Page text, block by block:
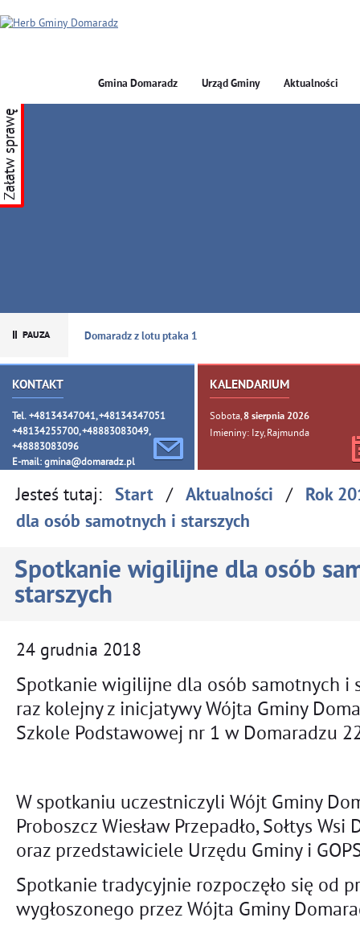
GMINA DOMARADZ
Gmina Domaradz Urząd Gminy Aktualności
Domaradz z lotu ptaka 1
KONTAKT
Tel. +48134347041, +48134347051
+48134255700, +48883083049,
+48883083096
E-mail: gmina@domaradz.pl
KALENDARIUM
Sobota, 8sierpnia 2026
Imieniny: Izy, Rajmunda
Załatw sprawę
Jesteś tutaj: Start / Aktualności / Rok
dla osób samotnych i starszych
Spotkanie wigilijne dla osób
starszych
24 grudnia 2018
Spotkanie wigilijne dla osób samotnych i
raz kolejny z inicjatywy Wójta Gminy
Szkole Podstawowej nr 1 w Domaradzu
W spotkaniu uczestniczyli Wójt Gminy
Proboszcz Wiesław Przepadło, Sołtys
oraz przedstawiciele Urzędu Gminy i
Spotkanie tradycyjnie rozpoczęło się od
wygłoszonego przez Wójta Gminy